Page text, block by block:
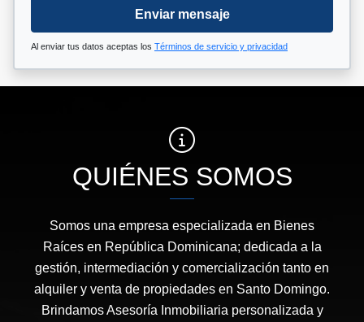
Enviar mensaje
Al enviar tus datos aceptas los Términos de servicio y privacidad
QUIÉNES SOMOS
Somos una empresa especializada en Bienes
Raíces en República Dominicana; dedicada a la
gestión, intermediación y comercialización tanto en
alquiler y venta de propiedades en Santo Domingo.
Brindamos Asesoría Inmobiliaria personalizada y